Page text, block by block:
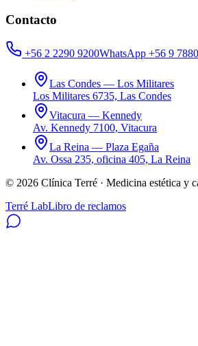
Contacto
+56 2 2290 9200WhatsApp +56 9
Las Condes — Los Militares
Los Militares 6735, Las Condes
Vitacura — Kennedy
Av. Kennedy 7100, Vitacura
La Reina — Plaza Egaña
Av. Ossa 235, oficina 405, La Reina
© 2026 Clínica Terré · Medicina estética y
Terré LabLibro de reclamos